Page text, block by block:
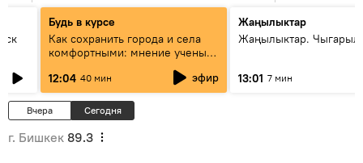
Будь в курсе
Как сохранить города и села
комфортными: мнение ученых
12:04 40 мин эфир
Жаңылыктар
Жаңылыктар.
13:01 7 мин
Вчера Сегодня
г. Бишкек 89.3